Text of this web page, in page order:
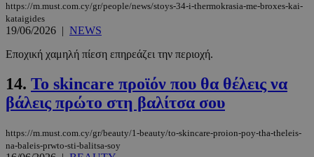
https://m.must.com.cy/gr/people/news/stoys-34-i-thermokrasia-me-broxes-kai-
kataigides
19/06/2026 | NEWS
Εποχική χαμηλή πίεση επηρεάζει την περιοχή.
14. Το skincare προϊόν που θα θέλεις να
βάλεις πρώτο στη βαλίτσα σου
https://m.must.com.cy/gr/beauty/1-beauty/to-skincare-proion-poy-tha-theleis-
na-baleis-prwto-sti-balitsa-soy